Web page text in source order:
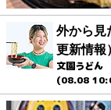
外から見
更新情報
文園うどん
(08.08